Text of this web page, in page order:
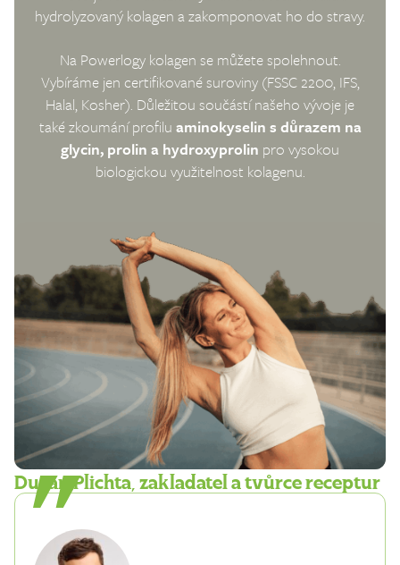
hydrolyzovaný kolagen a zakomponovat ho do stravy.
Na Powerlogy kolagen se můžete spolehnout.
Vybíráme jen certifikované suroviny (FSSC 2200, IFS,
Halal, Kosher). Důležitou součástí našeho vývoje je
také zkoumání profilu aminokyselin s důrazem na
glycin, prolin a hydroxyprolin pro vysokou
biologickou využitelnost kolagenu.
Dušan Plichta, zakladatel a tvůrce receptur